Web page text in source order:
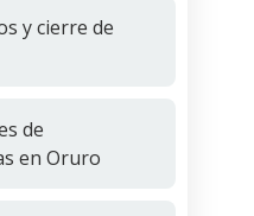
y cierre de
de
en Oruro